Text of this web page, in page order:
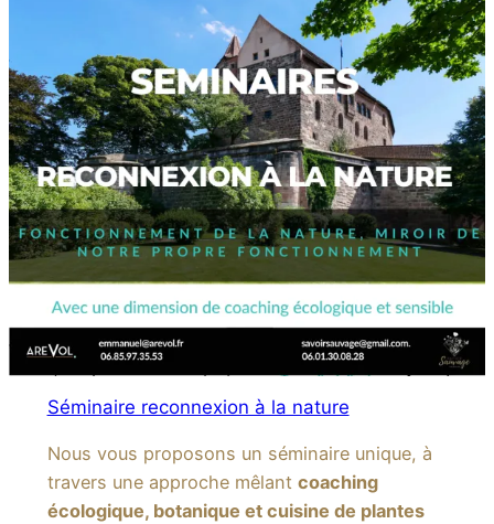
Séminaire reconnexion à la nature
Nous vous proposons un séminaire unique, à
travers une approche mêlant coaching
écologique, botanique et cuisine de plantes